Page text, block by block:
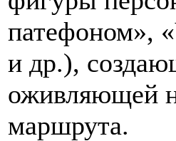
патефоном»,
и др.),
оживляющей
маршрута.